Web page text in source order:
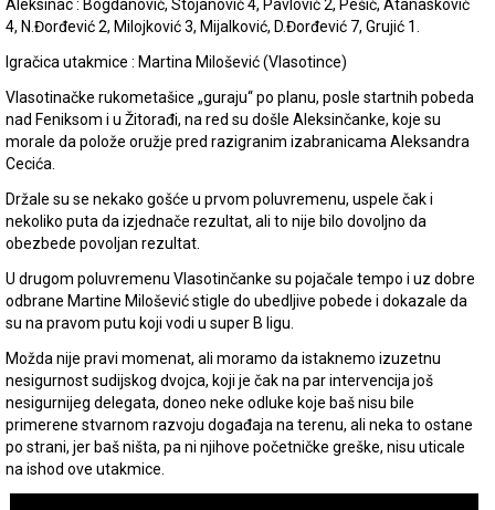
Aleksinac : Bogdanović, Stojanović 4, Pavlović 2, Pešić, Atanasković
4, N.Đorđević 2, Milojković 3, Mijalković, D.Đorđević 7, Grujić 1.
Igračica utakmice : Martina Milošević (Vlasotince)
Vlasotinačke rukometašice „guraju“ po planu, posle startnih pobeda
nad Feniksom i u Žitorađi, na red su došle Aleksinčanke, koje su
morale da polože oružje pred razigranim izabranicama Aleksandra
Cecića.
Držale su se nekako gošće u prvom poluvremenu, uspele čak i
nekoliko puta da izjednače rezultat, ali to nije bilo dovoljno da
obezbede povoljan rezultat.
U drugom poluvremenu Vlasotinčanke su pojačale tempo i uz dobre
odbrane Martine Milošević stigle do ubedljive pobede i dokazale da
su na pravom putu koji vodi u super B ligu.
Možda nije pravi momenat, ali moramo da istaknemo izuzetnu
nesigurnost sudijskog dvojca, koji je čak na par intervencija još
nesigurnijeg delegata, doneo neke odluke koje baš nisu bile
primerene stvarnom razvoju događaja na terenu, ali neka to ostane
po strani, jer baš ništa, pa ni njihove početničke greške, nisu uticale
na ishod ove utakmice.